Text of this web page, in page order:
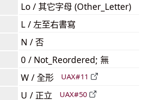
Lo / 其它字母 (Other_Letter)
L / 左至右書寫
N / 否
0 / Not_Reordered; 無
W / 全形 UAX#11
U / 正立 UAX#50